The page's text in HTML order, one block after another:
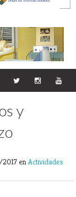
y
en Actividades